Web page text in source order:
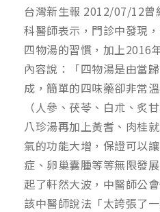
台灣新生報 2012/07/12曾
科醫師表示，門診中發現
四物湯的習慣，加上2016
內容說：「四物湯是由當
成，簡單的四味藥卻非常
（人參、茯苓、白朮、炙
八珍湯再加上黃耆、肉桂
氣的功能大增，保證可以
症、卵巢囊腫等等無限發
起了軒然大波，中醫師公
該中醫師說法「太誇張了